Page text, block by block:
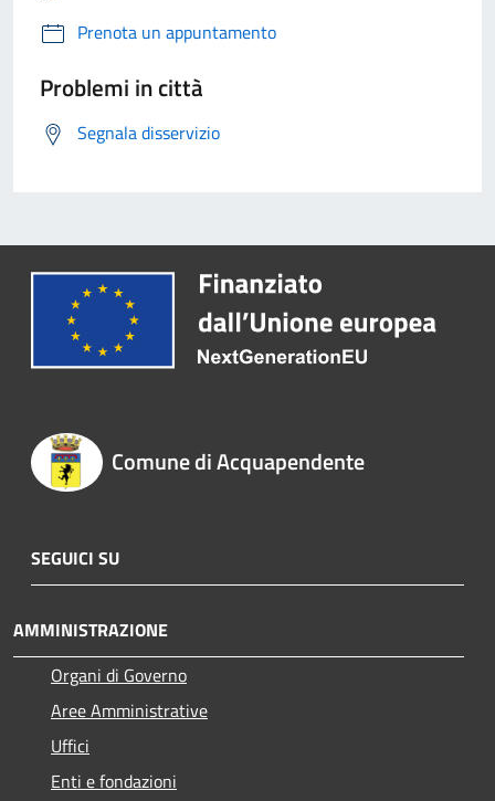
Prenota un appuntamento
Problemi in città
Segnala disservizio
Comune di Acquapendente
SEGUICI SU
AMMINISTRAZIONE
Organi di Governo
Aree Amministrative
Uffici
Enti e fondazioni